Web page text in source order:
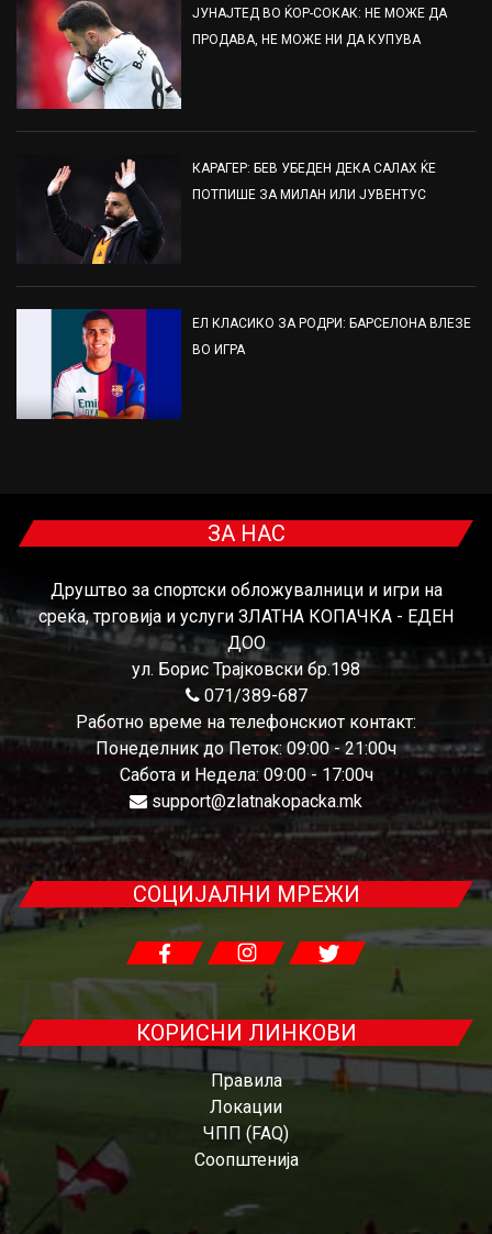
ЈУНАЈТЕД ВО ЌОР-СОКАК: НЕ МОЖЕ ДА
ПРОДАВА, НЕ МОЖЕ НИ ДА КУПУВА
КАРАГЕР: БЕВ УБЕДЕН ДЕКА САЛАХ ЌЕ
ПОТПИШЕ ЗА МИЛАН ИЛИ ЈУВЕНТУС
ЕЛ КЛАСИКО ЗА РОДРИ: БАРСЕЛОНА ВЛЕЗЕ
ВО ИГРА
ЗА НАС
Друштво за спортски обложувалници и игри на
среќа, трговија и услуги ЗЛАТНА КОПАЧКА - ЕДЕН
ДОО
ул. Борис Трајковски бр.198
071/389-687
Работно време на телефонскиот контакт:
Понеделник до Петок: 09:00 - 21:00ч
Сабота и Недела: 09:00 - 17:00ч
support@zlatnakopacka.mk
СОЦИЈАЛНИ МРЕЖИ
КОРИСНИ ЛИНКОВИ
Правила
Локации
ЧПП (FAQ)
Соопштенија